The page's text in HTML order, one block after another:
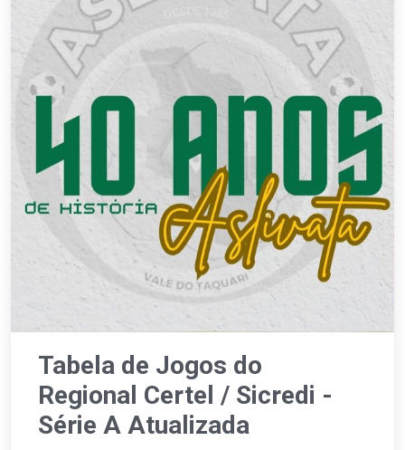
Tabela de Jogos do
Regional Certel / Sicredi -
Série A Atualizada